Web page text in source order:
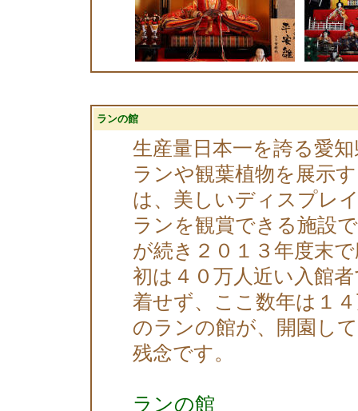
ランの館
生産量日本一を誇る愛
ランや観葉植物を展示
は、美しいディスプレ
ランを観賞できる施設
が続き２０１３年度末
初は４０万人近い入館
着せず、ここ数年は１
のランの館が、開園し
残念です。
ランの館